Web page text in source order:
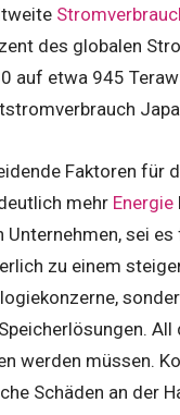
des globalen
auf etwa 945
Faktoren für
mehr Energie
Unternehmen, sei
zu einem
werden müssen.
Schäden an der